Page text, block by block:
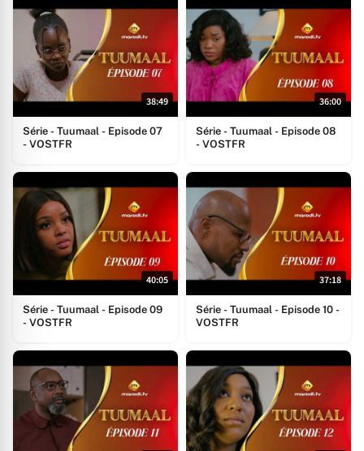
38:49
Série - Tuumaal - Episode 07
- VOSTFR
36:00
Série - Tuumaal - Episode 08
- VOSTFR
40:05
Série - Tuumaal - Episode 09
- VOSTFR
37:18
Série - Tuumaal - Episode 10 -
VOSTFR